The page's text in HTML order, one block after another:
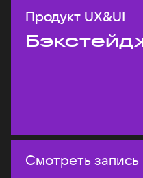
Продукт UX&UI
Смотреть запись